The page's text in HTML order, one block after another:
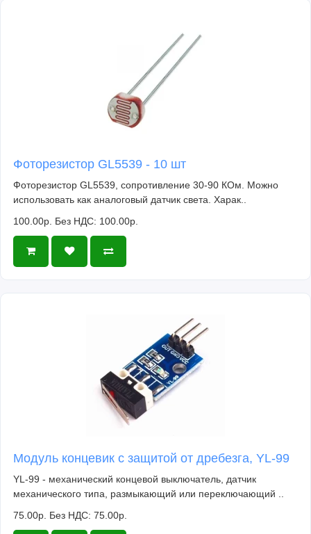
Фоторезистор GL5539 - 10 шт
Фоторезистор GL5539, сопротивление 30-90 КОм. Можно
использовать как аналоговый датчик света. Харак..
100.00р. Без НДС: 100.00р.
Модуль концевик с защитой от дребезга, YL-99
YL-99 - механический концевой выключатель, датчик
механического типа, размыкающий или переключающий ..
75.00р. Без НДС: 75.00р.